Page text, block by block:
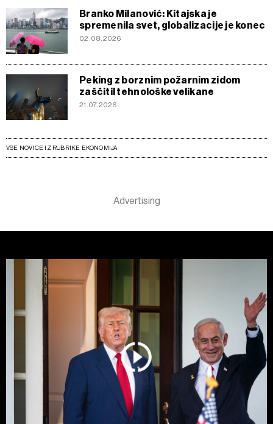
Branko Milanović: Kitajska je
spremenila svet, globalizacije je konec
02.08.2026
Peking z borznim požarnim zidom
zaščitil tehnološke velikane
21.07.2026
VSE NOVICE IZ RUBRIKE EKONOMIJA